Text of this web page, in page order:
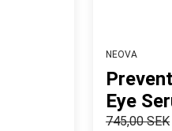
NEOVA
Eye
745,00 SEK